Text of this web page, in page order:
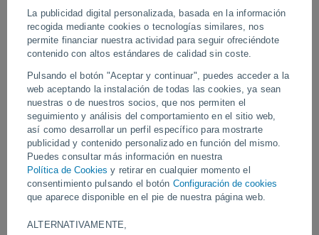
La publicidad digital personalizada, basada en la información
recogida mediante cookies o tecnologías similares, nos
permite financiar nuestra actividad para seguir ofreciéndote
contenido con altos estándares de calidad sin coste.
Pulsando el botón "Aceptar y continuar", puedes acceder a la
web aceptando la instalación de todas las cookies, ya sean
nuestras o de nuestros socios, que nos permiten el
seguimiento y análisis del comportamiento en el sitio web,
así como desarrollar un perfil específico para mostrarte
publicidad y contenido personalizado en función del mismo.
Puedes consultar más información en nuestra
Política de Cookies y retirar en cualquier momento el
consentimiento pulsando el botón Configuración de cookies
que aparece disponible en el pie de nuestra página web.
ALTERNATIVAMENTE,
Un terremoto de magnitud 6,7 azota
Palu, Indonesia
Las autoridades locales informaron que el temblor se sintió con
fuerza en amplias áreas de la región, obligando a numerosos
residentes a evacuar viviendas y edificios por temor a posibles
réplicas.
Vídeos